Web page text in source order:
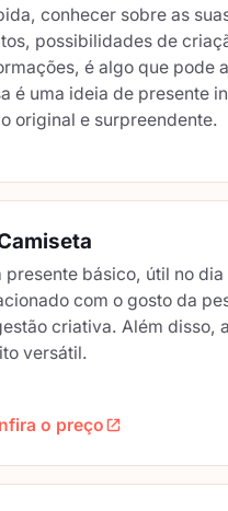
conhecer sobre as
possibilidades de
é algo que pode
é uma ideia de presente
original e surpreendente.
presente básico, útil no
com o gosto da
criativa. Além disso,
versátil.
o preço